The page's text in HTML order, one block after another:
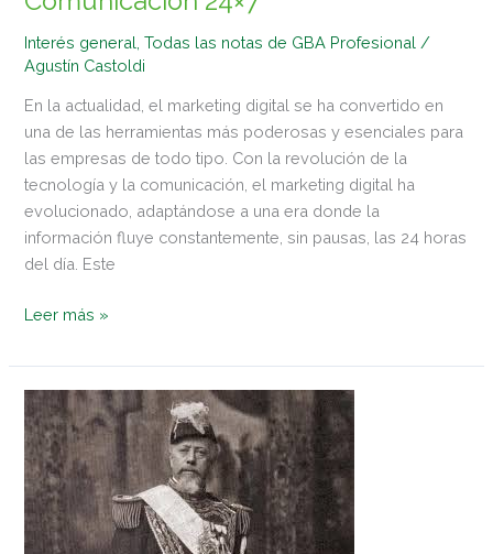
Interés general ,Todas las notas de GBA Profesional /
Agustín Castoldi
En la actualidad, el marketing digital se ha convertido en
una de las herramientas más poderosas y esenciales para
las empresas de todo tipo. Con la revolución de la
tecnología y la comunicación, el marketing digital ha
evolucionado, adaptándose a una era donde la
información fluye constantemente, sin pausas, las 24 horas
del día. Este
Leer más »
Roca,
el
constructor
de
la
Argentina